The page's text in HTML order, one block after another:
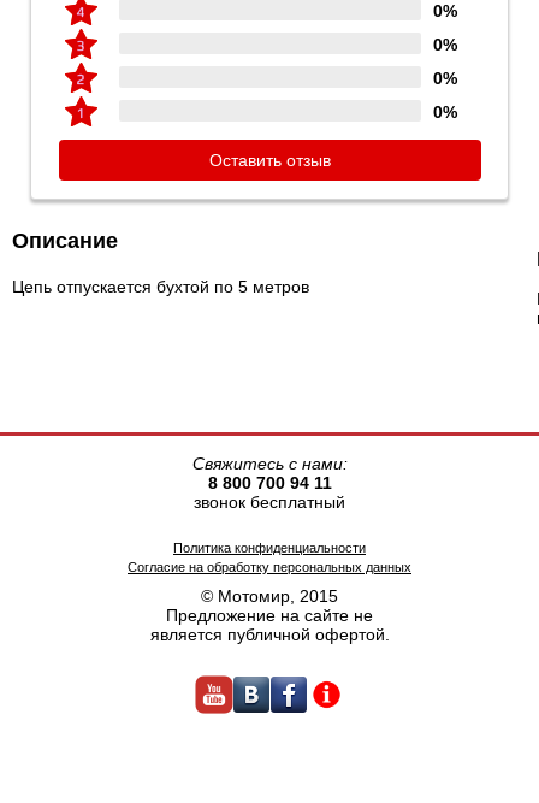
0%
0%
0%
0%
Оставить отзыв
Описание
Цепь отпускается бухтой по 5 метров
© Мотомир, 2015
Предложение на сайте не
является публичной офертой.
Политика конфиденциальности
Согласие на обработку персональных данных
Свяжитесь с нами:
8 800 700 94 11
звонок бесплатный